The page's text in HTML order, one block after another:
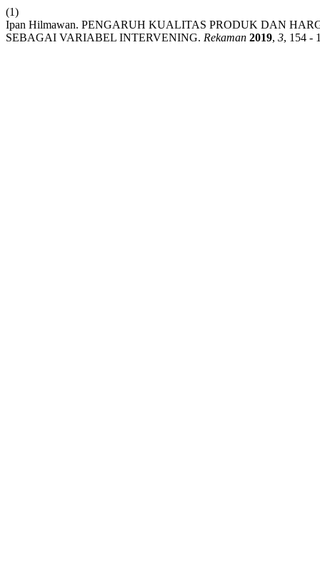
(1)
Ipan Hilmawan. PENGARUH KUALITAS PRODUK DAN
SEBAGAI VARIABEL INTERVENING. Rekaman 2019, 3, 154 -